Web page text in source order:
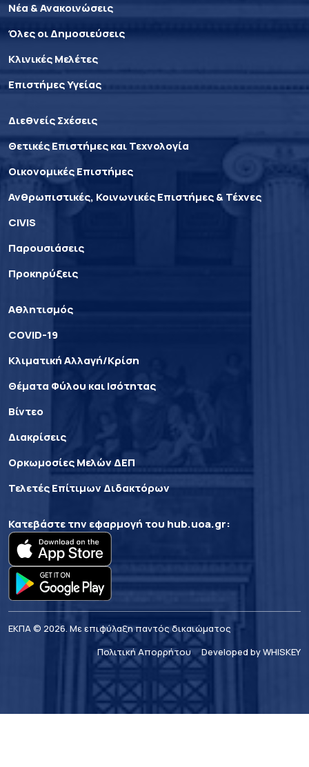
Νέα & Ανακοινώσεις
Όλες οι Δημοσιεύσεις
Κλινικές Μελέτες
Επιστήμες Υγείας
Διεθνείς Σχέσεις
Θετικές Επιστήμες και Τεχνολογία
Οικονομικές Επιστήμες
Ανθρωπιστικές, Κοινωνικές Επιστήμες & Τέχνες
CIVIS
Παρουσιάσεις
Προκηρύξεις
Αθλητισμός
COVID-19
Κλιματική Αλλαγή/Κρίση
Θέματα Φύλου και Ισότητας
Βίντεο
Διακρίσεις
Ορκωμοσίες Μελών ΔΕΠ
Τελετές Επίτιμων Διδακτόρων
Κατεβάστε την εφαρμογή του hub.uoa.gr:
ΕΚΠΑ © 2026. Με επιφύλαξη παντός δικαιώματος
Πολιτική Απορρήτου
Developed by WHISKEY